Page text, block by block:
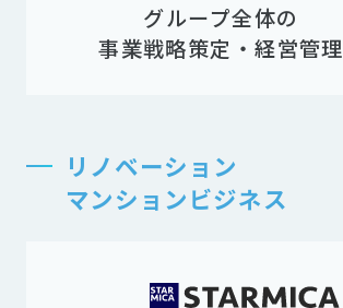
グループ全体の
事業戦略策定・経営管理
リノベーション
マンションビジネス